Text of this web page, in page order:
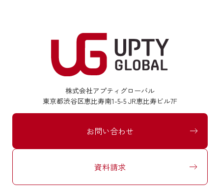
株式会社アプティグローバル
東京都渋谷区恵比寿南1-5-5 JR恵比寿ビル7F
お問い合わせ
資料請求